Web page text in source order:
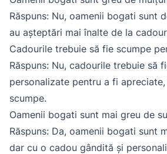
Răspuns: Nu, oamenii bogati sunt
au așteptări mai înalte de la
Cadourile trebuie să fie scumpe
Răspuns: Nu, cadourile trebuie să
personalizate pentru a fi
scumpe.
Oamenii bogati sunt mai greu de
Răspuns: Da, oamenii bogati sunt
dar cu o cadou gândită și